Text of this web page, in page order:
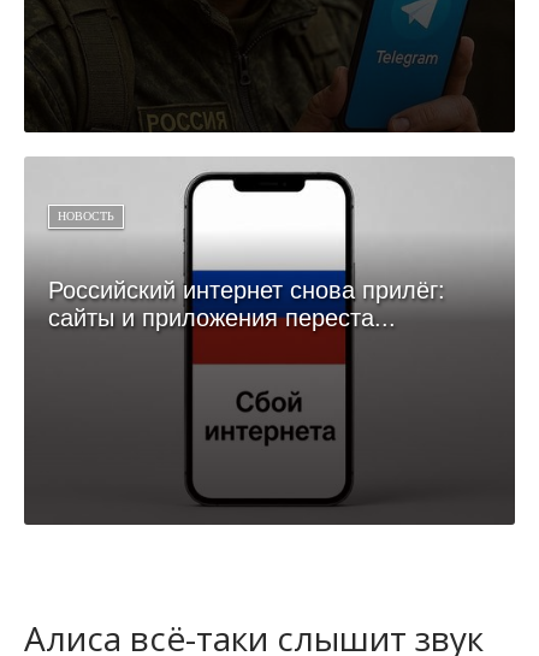
НОВОСТЬ
Российский интернет снова прилёг:
сайты и приложения переста...
Алиса всё-таки слышит звук